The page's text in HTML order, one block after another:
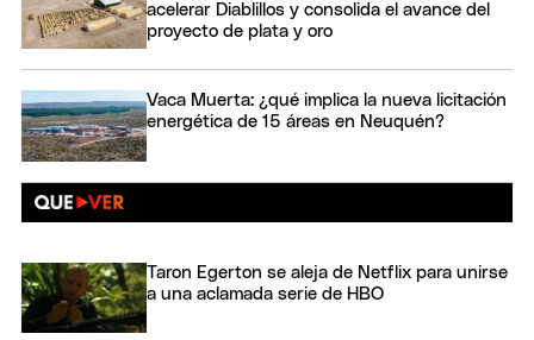
acelerar Diablillos y consolida el avance del
proyecto de plata y oro
Vaca Muerta: ¿qué implica la nueva licitación
energética de 15 áreas en Neuquén?
Taron Egerton se aleja de Netflix para unirse
a una aclamada serie de HBO